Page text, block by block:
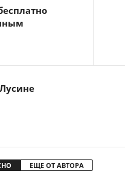
ЕЩЕ ОТ АВТОРА